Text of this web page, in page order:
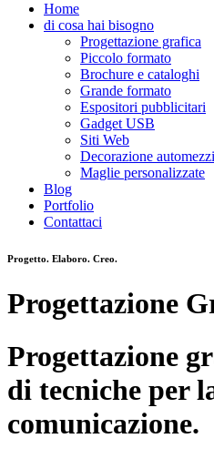
Home
di cosa hai bisogno
Progettazione grafica
Piccolo formato
Brochure e cataloghi
Grande formato
Espositori pubblicitari
Gadget USB
Siti Web
Decorazione automezzi
Maglie personalizzate
Blog
Portfolio
Contattaci
Progetto. Elaboro. Creo.
Progettazione
Progettazione
di tecniche per
comunicazione.